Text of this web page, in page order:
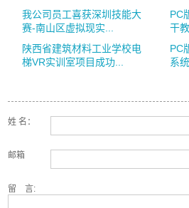
我公司员工喜获深圳技能大
赛-南山区虚拟现实...
PC
干
陕西省建筑材料工业学校电
梯VR实训室项目成功...
PC
系
姓 名：
邮箱
留 言: